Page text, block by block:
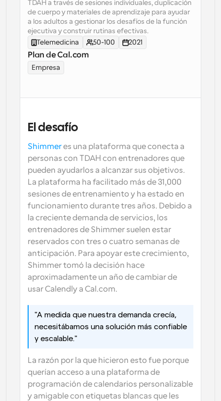
Programación potenciadda con llamadas
Flujos de trabajo
Automatiza la programación y los recordatorios
Blog
Mantente al día con las últimas noticias y
actualizaciones
Reúnete con clientes en minutos
Enlaces de Grupo Dinámico
Reserva reuniones de forma fluida con varias personas
Webhooks
Recibe notificaciones cuando ocurra algo
El desafío
Shimmer es una plataforma que conecta a
personas con TDAH con entrenadores que
pueden ayudarlos a alcanzar sus objetivos.
La plataforma ha facilitado más de 31,000
sesiones de entrenamiento y ha estado en
funcionamiento durante tres años. Debido a
la creciente demanda de servicios, los
entrenadores de Shimmer suelen estar
reservados con tres o cuatro semanas de
anticipación. Para apoyar este crecimiento,
Shimmer tomó la decisión hace
aproximadamente un año de cambiar de
usar Calendly a Cal.com.
"A medida que nuestra demanda crecía,
necesitábamos una solución más confiable
y escalable."
La razón por la que hicieron esto fue porque
querían acceso a una plataforma de
programación de calendarios personalizable
y amigable con etiquetas blancas que les
TDAH a través de sesiones individuales, duplicación
de cuerpo y materiales de aprendizaje para ayudar
a los adultos a gestionar los desafíos de la función
ejecutiva y construir rutinas efectivas.
Telemedicina
50-100 2021
Plan de Cal.com
Empresa